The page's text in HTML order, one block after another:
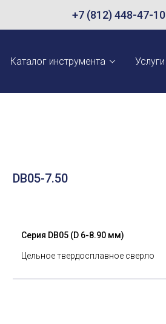
+7 (812) 448-47-10
Каталог инструмента Услуги
DB05-7.50
Серия DВ05 (D 6-8.90 мм)
Цельное твердосплавное сверло